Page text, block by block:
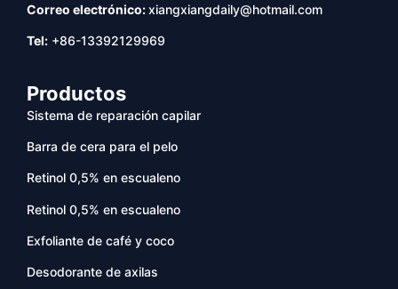
Correo electrónico:xiangxiangdaily@hotmail.com
Tel: +86-13392129969
Productos
Sistema de reparación capilar
Barra de cera para el pelo
Retinol 0,5% en escualeno
Retinol 0,5% en escualeno
Exfoliante de café y coco
Desodorante de axilas